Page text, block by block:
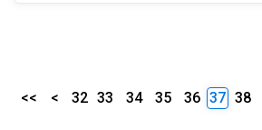
<< < 32 33 34 35 36 37 38